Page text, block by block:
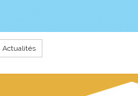
Actualités